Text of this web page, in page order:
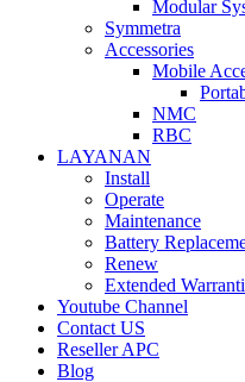
Modular
Symmetra
Accessories
Mobile
NMC
RBC
LAYANAN
Install
Operate
Maintenance
Battery
Renew
Extended
Youtube Channel
Contact US
Reseller APC
Blog